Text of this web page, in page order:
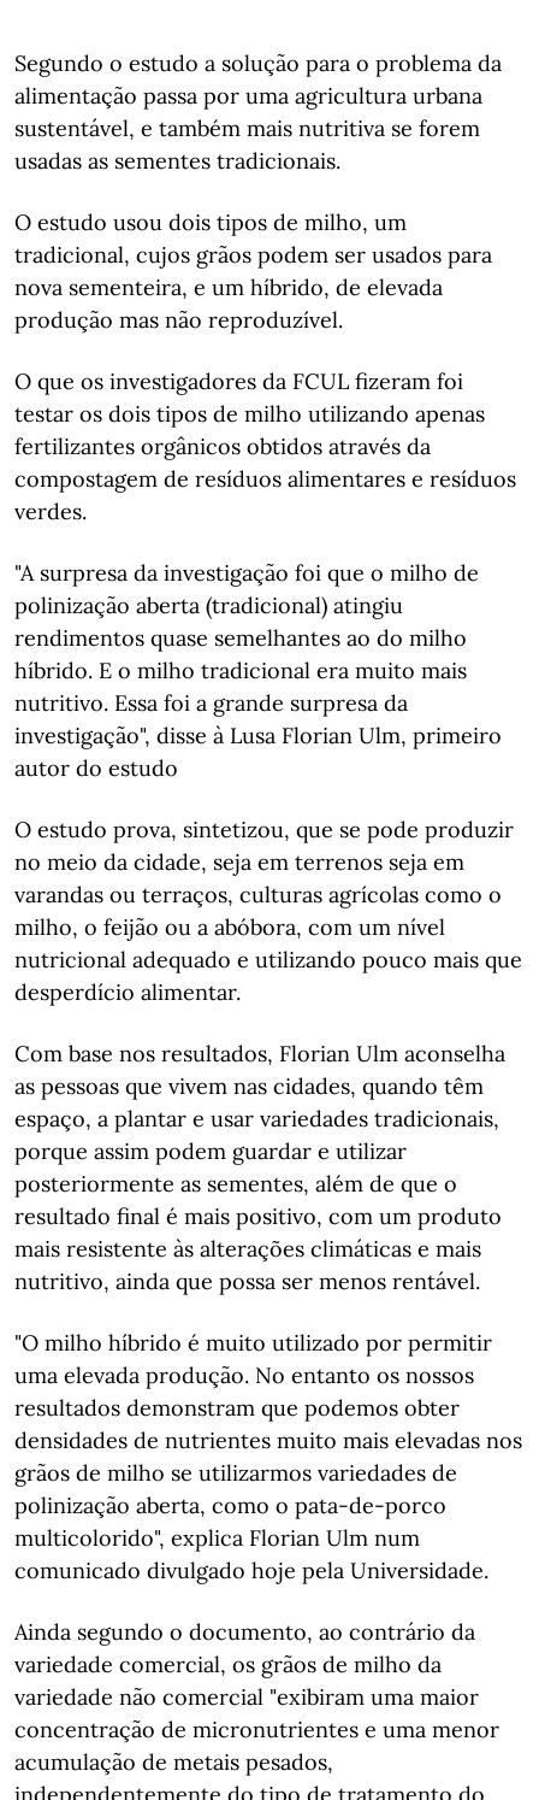
Segundo o estudo a solução para o problema da
alimentação passa por uma agricultura urbana
sustentável, e também mais nutritiva se forem
usadas as sementes tradicionais.
O estudo usou dois tipos de milho, um
tradicional, cujos grãos podem ser usados para
nova sementeira, e um híbrido, de elevada
produção mas não reproduzível.
O que os investigadores da FCUL fizeram foi
testar os dois tipos de milho utilizando apenas
fertilizantes orgânicos obtidos através da
compostagem de resíduos alimentares e resíduos
verdes.
"A surpresa da investigação foi que o milho de
polinização aberta (tradicional) atingiu
rendimentos quase semelhantes ao do milho
híbrido. E o milho tradicional era muito mais
nutritivo. Essa foi a grande surpresa da
investigação", disse à Lusa Florian Ulm, primeiro
autor do estudo
O estudo prova, sintetizou, que se pode produzir
no meio da cidade, seja em terrenos seja em
varandas ou terraços, culturas agrícolas como o
milho, o feijão ou a abóbora, com um nível
nutricional adequado e utilizando pouco mais que
desperdício alimentar.
Com base nos resultados, Florian Ulm aconselha
as pessoas que vivem nas cidades, quando têm
espaço, a plantar e usar variedades tradicionais,
porque assim podem guardar e utilizar
posteriormente as sementes, além de que o
resultado final é mais positivo, com um produto
mais resistente às alterações climáticas e mais
nutritivo, ainda que possa ser menos rentável.
"O milho híbrido é muito utilizado por permitir
uma elevada produção. No entanto os nossos
resultados demonstram que podemos obter
densidades de nutrientes muito mais elevadas nos
grãos de milho se utilizarmos variedades de
polinização aberta, como o pata-de-porco
multicolorido", explica Florian Ulm num
comunicado divulgado hoje pela Universidade.
Ainda segundo o documento, ao contrário da
variedade comercial, os grãos de milho da
variedade não comercial "exibiram uma maior
concentração de micronutrientes e uma menor
acumulação de metais pesados,